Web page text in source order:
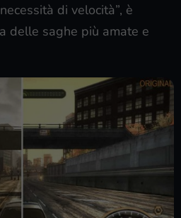
di velocità”, è
delle saghe più amate e